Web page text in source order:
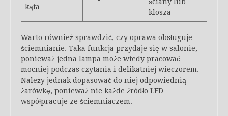
kąta
klosza
Warto również sprawdzić, czy oprawa obsługuje
ściemnianie. Taka funkcja przydaje się w salonie,
ponieważ jedna lampa może wtedy pracować
mocniej podczas czytania i delikatniej wieczorem.
Należy jednak dopasować do niej odpowiednią
żarówkę, ponieważ nie każde źródło LED
współpracuje ze ściemniaczem.